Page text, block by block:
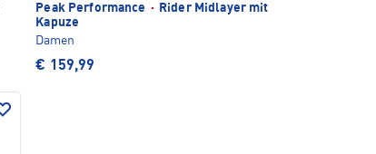
Peak Performance ·
Rider Midlayer mit
Kapuze
Damen
€ 159,99